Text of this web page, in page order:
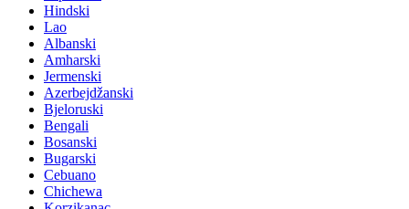
Hindski
Lao
Albanski
Amharski
Jermenski
Azerbejdžanski
Bjeloruski
Bengali
Bosanski
Bugarski
Cebuano
Chichewa